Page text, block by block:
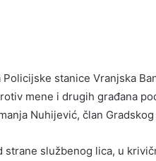
stanice Vranjska
mene i drugih građana
Nuhijević, član
strane službenog lica, u